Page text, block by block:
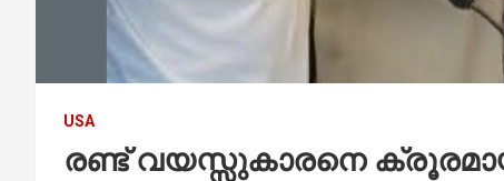
USA
രണ്ട് വയസ്സുകാരനെ